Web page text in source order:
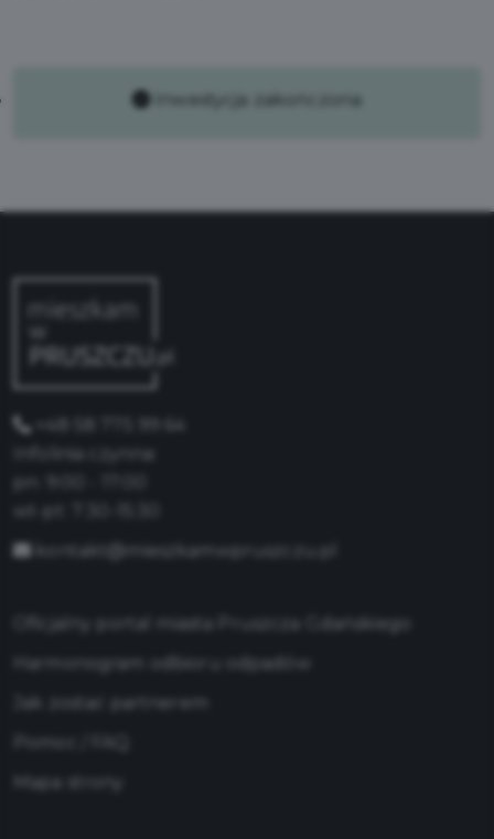
Inwestycja zakończona
+48 58 775 99 64
Infolinia czynna:
kontakt@mieszkamwpruszczu.pl
Oficjalny portal miasta Pruszcza Gdańskiego
Harmonogram odbioru odpadów
Jak zostać partnerem
Mapa strony